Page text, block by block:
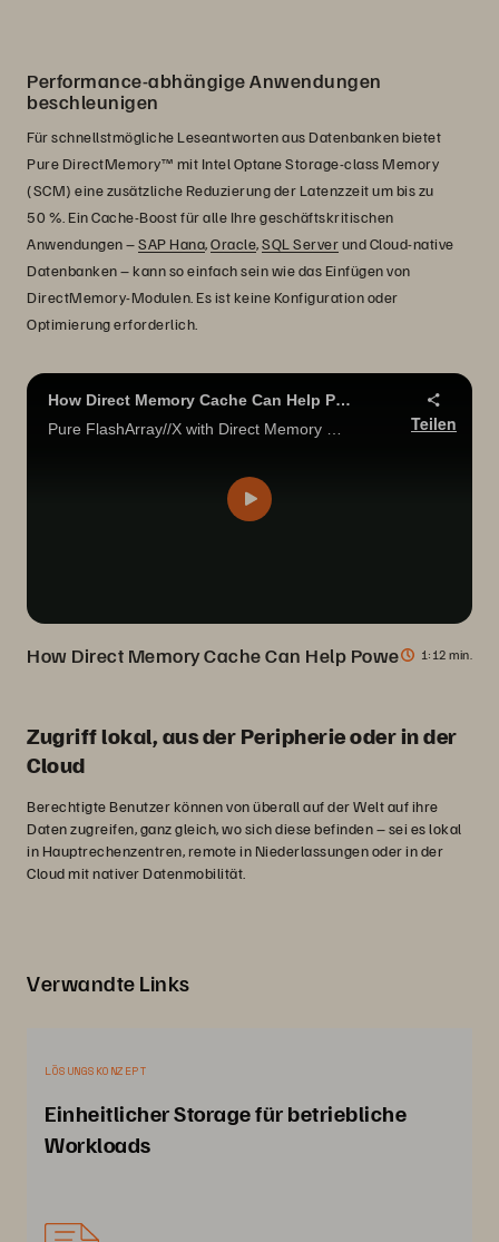
Performance-abhängige Anwendungen
beschleunigen
Für schnellstmögliche Leseantworten aus Datenbanken bietet
Pure DirectMemory™ mit Intel Optane Storage-class Memory
(SCM) eine zusätzliche Reduzierung der Latenzzeit um bis zu
50 %. Ein Cache-Boost für alle Ihre geschäftskritischen
Anwendungen –SAP Hana,Oracle,SQL Serverund Cloud-native
Datenbanken – kann so einfach sein wie das Einfügen von
DirectMemory-Modulen. Es ist keine Konfiguration oder
Optimierung erforderlich.
How Direct Memory Cache Can Help Power Your Mission Critical Workloads with Pure Storage and Intel Optane
Teilen
How Direct Memory Cache Can Help Power Your
1 12 min.
Zugriff lokal, aus der Peripherie oder in der
Cloud
Berechtigte Benutzer können von überall auf der Welt auf ihre
Daten zugreifen, ganz gleich, wo sich diese befinden – sei es lokal
in Hauptrechenzentren, remote in Niederlassungen oder in der
Cloud mit nativer Datenmobilität.
Verwandte Links
LÖSUNGSKONZEPT
Einheitlicher Storage für betriebliche
Workloads